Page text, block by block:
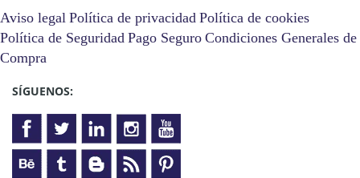
Aviso legal Política de privacidad Política de cookies
Política de Seguridad Pago Seguro Condiciones Generales de
Compra
SÍGUENOS: